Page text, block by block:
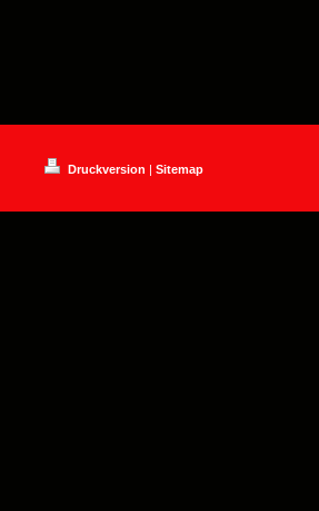
Druckversion | Sitemap